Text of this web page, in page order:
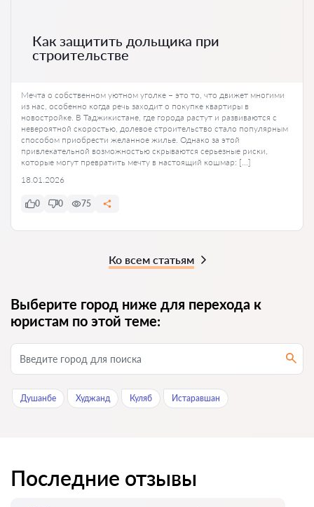
Как защитить дольщика при
строительстве
Мечта о собственном уютном уголке – это то, что движет многими
из нас, особенно когда речь заходит о покупке квартиры в
новостройке. В Таджикистане, где города растут и развиваются с
невероятной скоростью, долевое строительство стало популярным
способом приобрести желанное жилье. Однако за этой
привлекательной возможностью скрываются серьезные риски,
которые могут превратить мечту в настоящий кошмар: […]
18.01.2026
0 0 75
Ко всем статьям
Выберите город ниже для перехода к
юристам по этой теме:
Душанбе Худжанд Куляб Истаравшан
Последние отзывы